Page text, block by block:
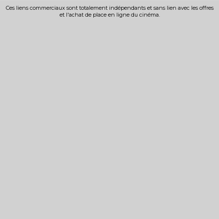
Ces liens commerciaux sont totalement indépendants et sans lien avec les offres
et l'achat de place en ligne du cinéma.